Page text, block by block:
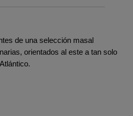
de una selección masal
orientados al este a tan solo